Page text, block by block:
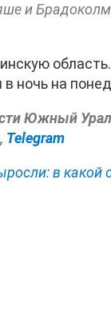
и
ночь на
Южный
, Telegram
в